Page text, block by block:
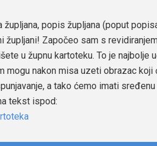
župljana, popis župljana (poput
župljani! Započeo sam s
u župnu kartoteku. To je
mogu nakon misa uzeti obrazac
a tako ćemo imati
tekst ispod: